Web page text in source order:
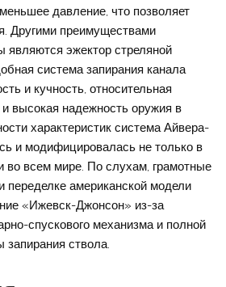
давление, что позволяет
Другими преимуществами
являются эжектор стреляной
система запирания канала
и кучность, относительная
и высокая надежность оружия в
характеристик система Айвера-
и модифицировалась не только в
во всем мире. По слухам, грамотные
американской модели
«Ижевск-Джонсон» из-за
спускового механизма и полной
запирания ствола.